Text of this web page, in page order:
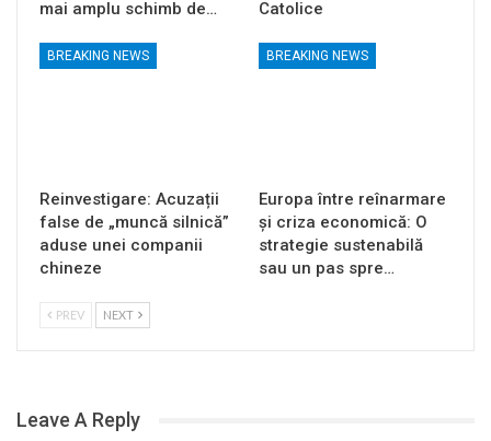
mai amplu schimb de…
Catolice
BREAKING NEWS
Reinvestigare: Acuzații
false de „muncă silnică”
aduse unei companii
chineze
BREAKING NEWS
Europa între reînarmare
și criza economică: O
strategie sustenabilă
sau un pas spre…
PREV NEXT
Leave A Reply